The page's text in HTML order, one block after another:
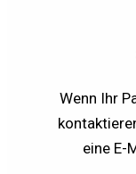
Wenn Ihr
eine E-